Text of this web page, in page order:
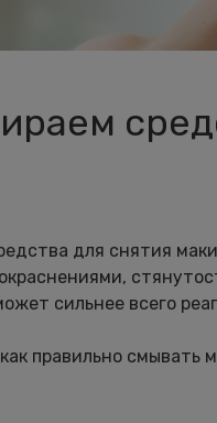
для снятия
сильнее всего
правильно смывать